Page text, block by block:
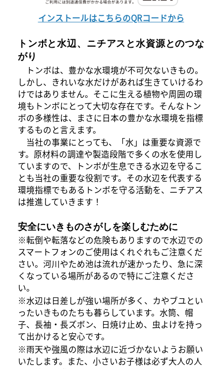
インストールはこちらのQRコードから
トンボと水辺、ニチアスと水資源とのつな
がり
トンボは、豊かな水環境が不可欠ないきもの。
しかし、きれいな水だけがあれば生きていけるわ
けではありません。そこに生える植物や周囲の環
境もトンボにとって大切な存在です。そんなトン
ボの多様性は、まさに日本の豊かな水環境を指標
するものと言えます。
当社の事業にとっても、「水」は重要な資源で
す。原材料の調達や製造段階で多くの水を使用し
ていますので、トンボが生息できる水辺を守るこ
とも当社の重要な役割です。その水辺を代表する
環境指標でもあるトンボを守る活動を、ニチアス
は推進していきます！
安全にいきものさがしを楽しむために
※転倒や転落などの危険もありますので水辺での
スマートフォンのご使用はくれぐれもご注意くだ
さい。河川やため池は流れが速かったり、急に深
くなっている場所があるので特にご注意くださ
い。
※水辺は日差しが強い場所が多く、カやブユとい
ったいきものたちも暮らしています。水筒、帽
子、長袖・長ズボン、日焼け止め、虫よけを持っ
て出かけると安心です。
※雨天や強風の際は水辺に近づかないようお願い
いたします。また、小さいお子様は必ず大人の人